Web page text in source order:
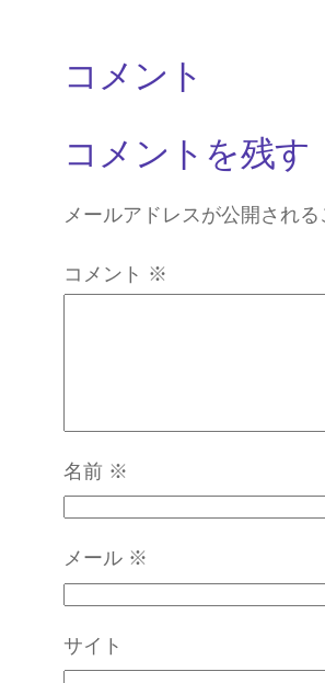
コメント
コメントを残す
メールアドレスが公開される
コメント ※
名前 ※
メール ※
サイト